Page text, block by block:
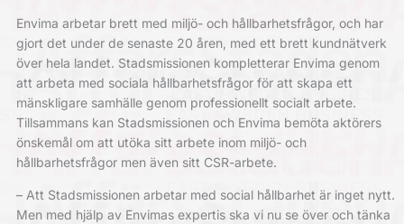
Envima arbetar brett med miljö- och hållbarhetsfrågor, och har
gjort det under de senaste 20 åren, med ett brett kundnätverk
över hela landet. Stadsmissionen kompletterar Envima genom
att arbeta med sociala hållbarhetsfrågor för att skapa ett
mänskligare samhälle genom professionellt socialt arbete.
Tillsammans kan Stadsmissionen och Envima bemöta aktörers
önskemål om att utöka sitt arbete inom miljö- och
hållbarhetsfrågor men även sitt CSR-arbete.
– Att Stadsmissionen arbetar med social hållbarhet är inget nytt.
Men med hjälp av Envimas expertis ska vi nu se över och tänka